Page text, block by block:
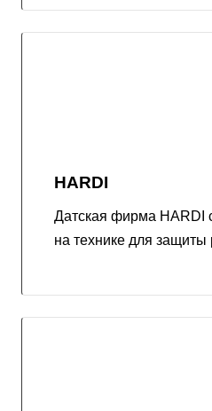
HARDI
Датская фирма HARDI
на технике для защиты